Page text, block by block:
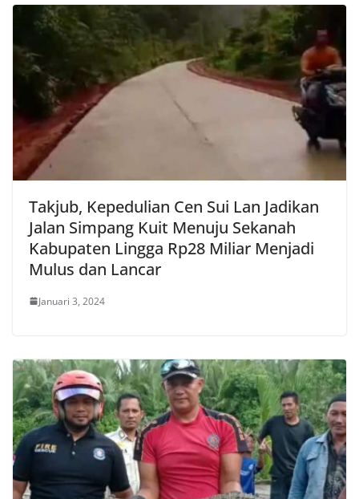
Takjub, Kepedulian Cen Sui Lan Jadikan
Jalan Simpang Kuit Menuju Sekanah
Kabupaten Lingga Rp28 Miliar Menjadi
Mulus dan Lancar
Januari 3, 2024